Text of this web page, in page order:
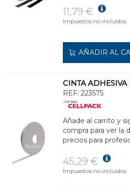
11,79 €
Impuestos no incluidos.
AÑADIR AL
REF: 223575
Añade al carrito y
compra para ver la
precios para
45,29 €
Impuestos no incluidos.